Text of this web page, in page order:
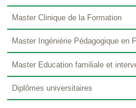
Master Clinique de la Formation
Master Ingéniérie Pédagogique en
Master Education familiale et
Diplômes universitaires